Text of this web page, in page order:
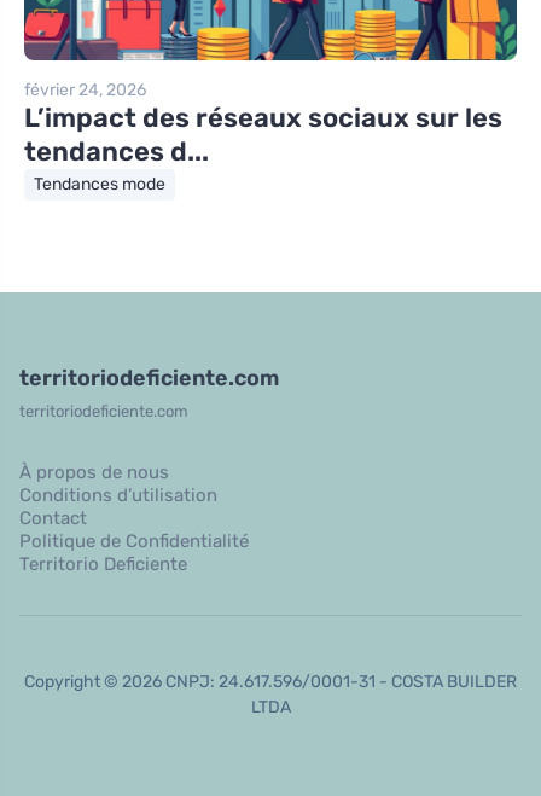
février 24, 2026
L’impact des réseaux sociaux sur les
tendances d...
Tendances mode
territoriodeficiente.com
territoriodeficiente.com
À propos de nous
Conditions d’utilisation
Contact
Politique de Confidentialité
Territorio Deficiente
Copyright © 2026 CNPJ: 24.617.596/0001-31 - COSTA BUILDER
LTDA